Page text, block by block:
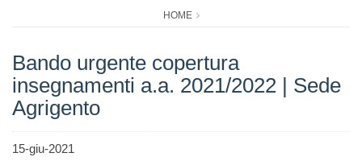
HOME
Bando urgente copertura
insegnamenti a.a. 2021/2022 | Sede
Agrigento
15-giu-2021